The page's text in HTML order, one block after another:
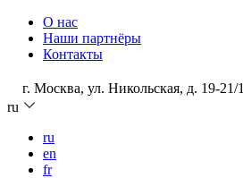
О нас
Наши партнёры
Контакты
г. Москва, ул. Никольская, д. 19-21/1
ru
ru
en
fr